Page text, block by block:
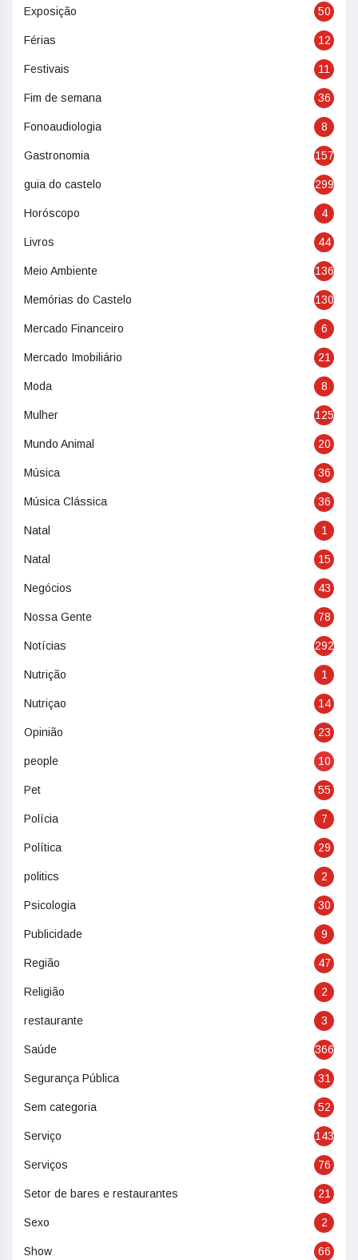
Exposição 50
Férias 12
Festivais 11
Fim de semana 36
Fonoaudiologia 8
Gastronomia 157
guia do castelo 299
Horóscopo 4
Livros 44
Meio Ambiente 136
Memórias do Castelo 130
Mercado Financeiro 6
Mercado Imobiliário 21
Moda 8
Mulher 125
Mundo Animal 20
Música 36
Música Clássica 36
Natal 1
Natal 15
Negócios 43
Nossa Gente 78
Notícias 292
Nutrição 1
Nutriçao 14
Opinião 23
people 10
Pet 55
Polícia 7
Política 29
politics 2
Psicologia 30
Publicidade 9
Região 47
Religião 2
restaurante 3
Saúde 366
Segurança Pública 31
Sem categoria 52
Serviço 143
Serviços 76
Setor de bares e restaurantes 21
Sexo 2
Show 66